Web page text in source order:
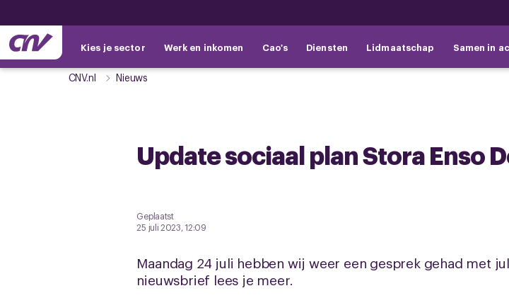
Kies je sector Werk en inkomen Cao's Diensten Lidmaatschap Samen in
CNV.nl Nieuws
Update sociaal plan Stora Enso
Geplaatst
25 juli 2023, 12:09
Maandag 24 juli hebben wij weer een gesprek gehad met
nieuwsbrief lees je meer.